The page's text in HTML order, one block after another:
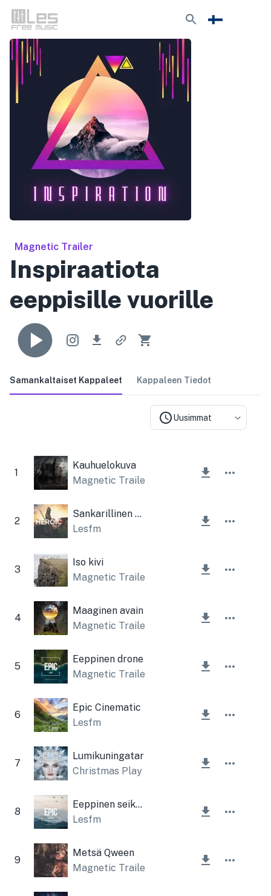
Magnetic Trailer
Inspiraatiota
eeppisille vuorille
Samankaltaiset Kappaleet Kappaleen Tiedot
Uusimmat
1
Kauhuelokuva
Magnetic Trailer
2
Sankarillinen eeppinen tarina
Lesfm
3
Iso kivi
Magnetic Trailer
4
Maaginen avain
Magnetic Trailer
5
Eeppinen drone
Magnetic Trailer
6
Epic Cinematic
Lesfm
7
Lumikuningatar
Christmas Play
8
Eeppinen seikkailu
Lesfm
9
Metsä Qween
Magnetic Trailer